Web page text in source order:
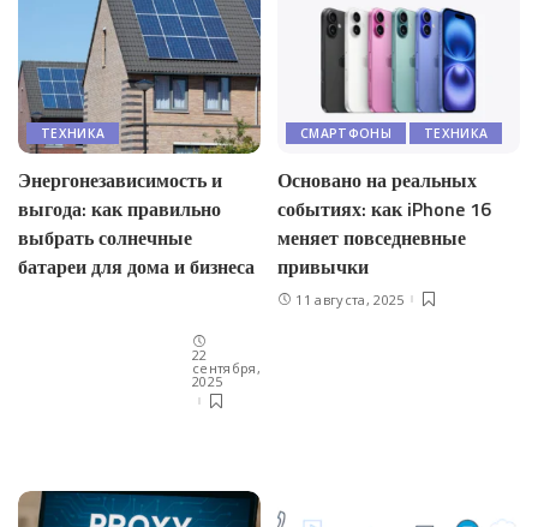
ТЕХНИКА
Энергонезависимость и
выгода: как правильно
выбрать солнечные
батареи для дома и бизнеса
22
сентября,
2025
СМАРТФОНЫ ТЕХНИКА
Основано на реальных
событиях: как iPhone 16
меняет повседневные
привычки
11 августа, 2025